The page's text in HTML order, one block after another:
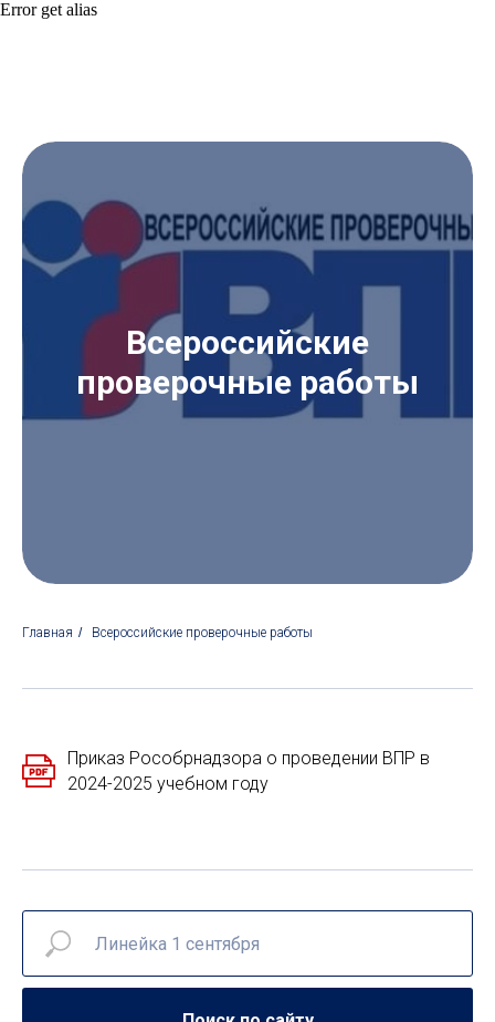
Error get alias
Всероссийские
проверочные работы
Главная / Всероссийские проверочные работы
Приказ Рособрнадзора о проведении ВПР в
2024-2025 учебном году